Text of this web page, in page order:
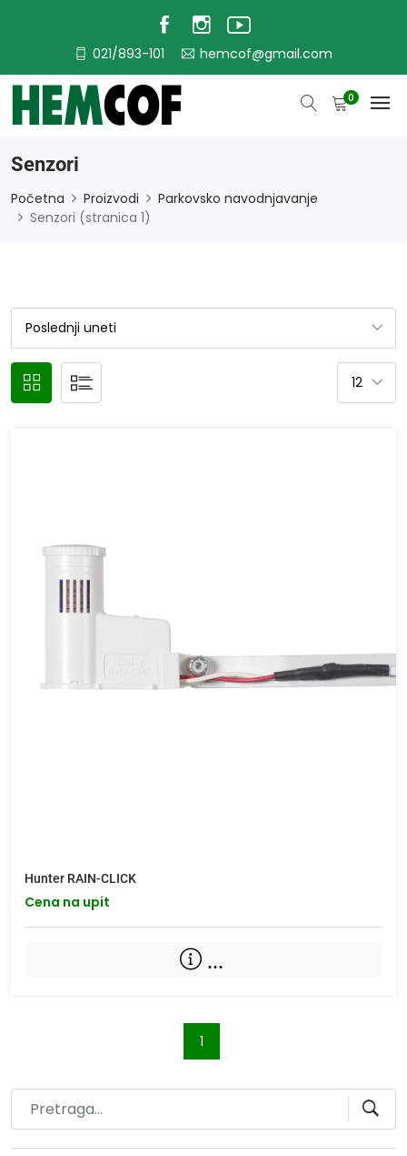
021/893-101 hemcof@gmail.com
0
Senzori
Početna Proizvodi
Parkovsko navodnjavanje
Senzori (stranica 1)
Hunter RAIN-CLICK
Cena na upit
...
1